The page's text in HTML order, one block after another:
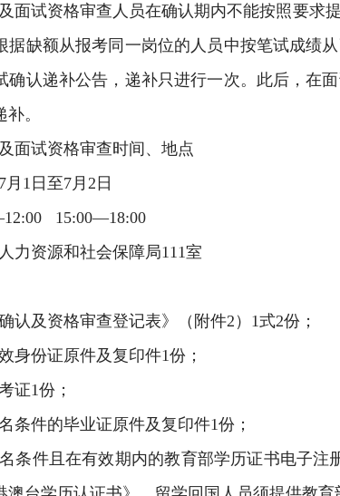
面试资格审查人员在确认期内不能按照要求
据缺额从报考同一岗位的人员中按笔试成绩
确认递补公告，递补只进行一次。此后，在
。
面试资格审查时间、地点
7月 1 日至7月 2 日
15:00—18:00
力资源和社会保障局111室
认及资格审查登记表》（附件2 ） 1式2份；
身份证原件及复印件1份；
证1份；
条件的毕业证原件及复印件1份；
名条件且在有效期内的教育部学历证书电子注